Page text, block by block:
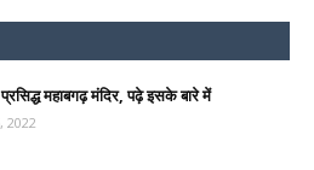
महाबगढ़ मंदिर, पढ़े इसके बारे में
2022